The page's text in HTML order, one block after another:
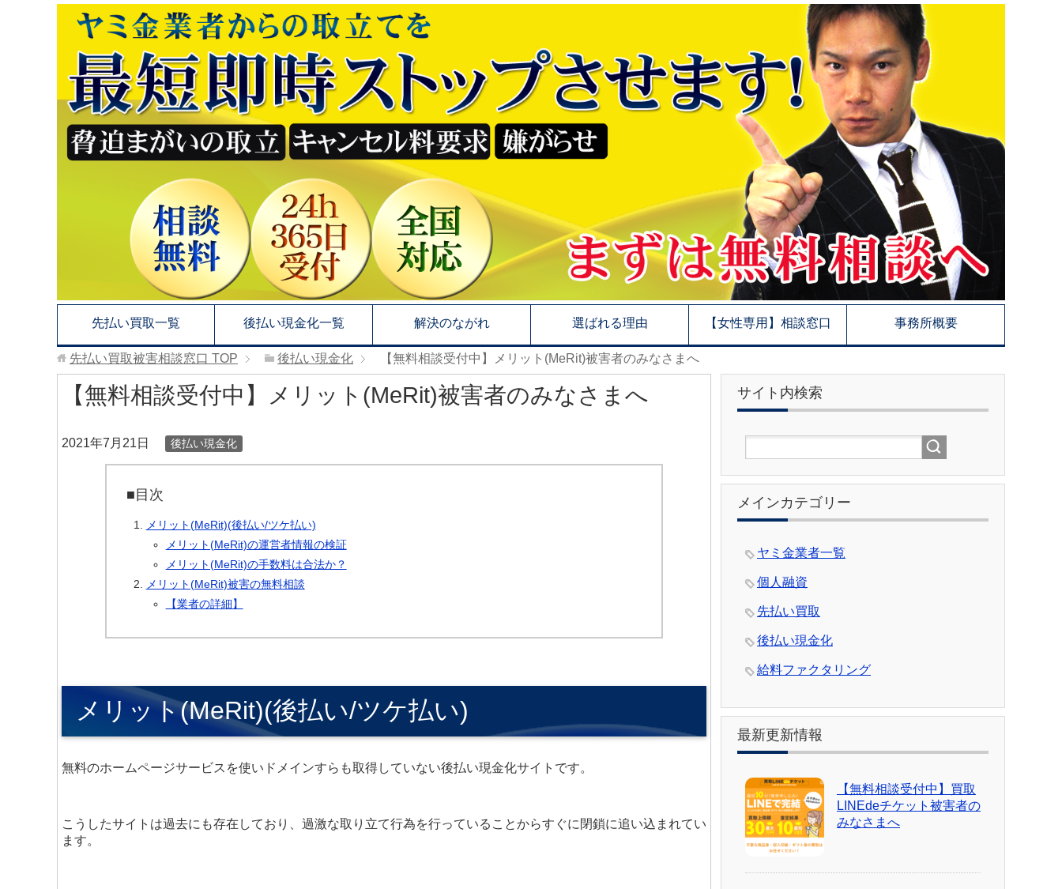
先払い買取一覧 後払い現金化一覧 解決のながれ 選ばれる理由 【女性専用】相談窓口 事務所概要
先払い買取被害相談窓口 TOP 後払い現金化 【無料相談受付中】メリット(MeRit)被害者のみなさまへ
【無料相談受付中】メリット(MeRit)被害者のみなさまへ
2021年7月21日 後払い現金化
■目次
メリット(MeRit)(後払い/ツケ払い)
メリット(MeRit)の運営者情報の検証
メリット(MeRit)の手数料は合法か？
メリット(MeRit)被害の無料相談
【業者の詳細】
メリット(MeRit)(後払い/ツケ払い)
無料のホームページサービスを使いドメインすらも取得していない後払い現金化サイトです。
こうしたサイトは過去にも存在しており、過激な取り立て行為を行っていることからすぐに閉鎖に追い込まれてい
ます。
サイト内検索
メインカテゴリー
ヤミ金業者一覧
個人融資
先払い買取
後払い現金化
給料ファクタリング
最新更新情報
【無料相談受付中】買取
LINEdeチケット被害者の
みなさまへ